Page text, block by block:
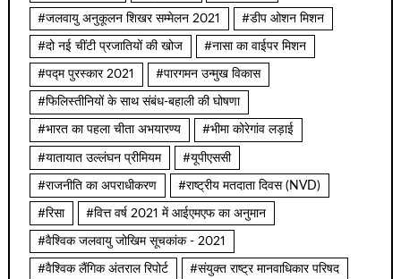
#जलवायु अनुकूलन शिखर सम्मेलन 2021 #डीप ओशन मिशन
#दो नई चींटी प्रजातियों की खोज #नासा का वाईपर मिशन
#पद्म पुरस्कार 2021 #पारगमन उन्मुख विकास
#फिलिस्तीनियों के साथ संबंध-बहाली की घोषणा
#भारत का पहला चीता अभयारण्य #भीमा कोरेगांव लड़ाई
#यातायात उल्लंघन प्रीमियम #यूपीएससी
#राजनीति का अपराधीकरण #राष्ट्रीय मतदाता दिवस (NVD)
#रिसा #वित्त वर्ष 2021 में आईएमएफ का अनुमान
#वैश्विक जलवायु जोखिम सूचकांक - 2021
#वैश्विक लैंगिक अंतराल रिपोर्ट #संयुक्त राष्ट्र मानवाधिकार परिषद